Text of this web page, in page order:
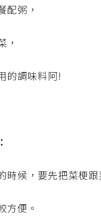
配粥，
，
的調味料阿!
時候，要先把菜梗跟
方便。